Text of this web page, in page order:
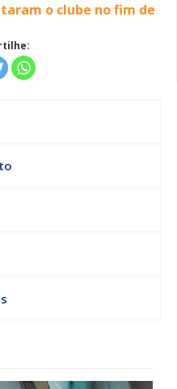
o clube no fim de